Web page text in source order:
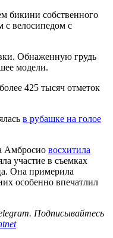
бикини собственного
с велосипедом с
Обнаженную грудь
модели.
425 тысяч отметок
в рубашке на голое
Амбросио восхитила
участие в съемках
Она примерила
особенно впечатлил
Подписывайтесь